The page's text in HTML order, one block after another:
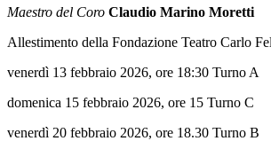
Maestro del Coro Claudio Marino Moretti
Allestimento della Fondazione Teatro Carlo
venerdì 13 febbraio 2026, ore 18:30 Turno A
domenica 15 febbraio 2026, ore 15 Turno C
venerdì 20 febbraio 2026, ore 18.30 Turno B